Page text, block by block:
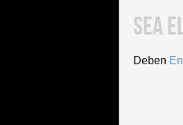
SEA
Deben